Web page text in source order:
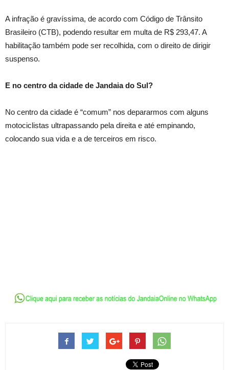
A infração é gravíssima, de acordo com Código de Trânsito
Brasileiro (CTB), podendo resultar em multa de R$ 293,47. A
habilitação também pode ser recolhida, com o direito de dirigir
suspenso.
E no centro da cidade de Jandaia do Sul?
No centro da cidade é “comum” nos depararmos com alguns
motociclistas ultrapassando pela direita e até empinando,
colocando sua vida e a de terceiros em risco.